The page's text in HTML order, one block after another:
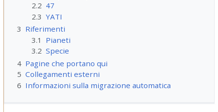
2.2 47
2.3 YATI
3 Riferimenti
3.1
Pianeti
3.2 Specie
4 Pagine che portano qui
5 Collegamenti esterni
6 Informazioni sulla migrazione automatica